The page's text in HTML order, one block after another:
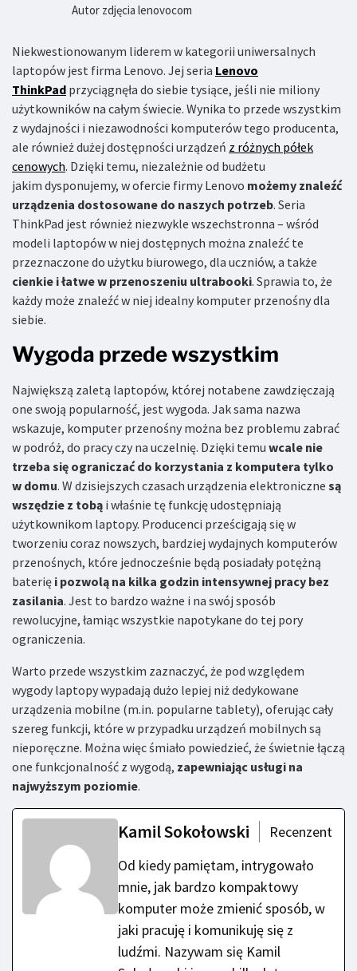
Autor zdjęcia lenovocom
Niekwestionowanym liderem w kategorii uniwersalnych
laptopów jest firma Lenovo. Jej seria Lenovo
ThinkPad przyciągnęła do siebie tysiące, jeśli nie miliony
użytkowników na całym świecie. Wynika to przede wszystkim
z wydajności i niezawodności komputerów tego producenta,
ale również dużej dostępności urządzeń z różnych półek
cenowych. Dzięki temu, niezależnie od budżetu
jakim dysponujemy, w ofercie firmy Lenovo możemy znaleźć
urządzenia dostosowane do naszych potrzeb. Seria
ThinkPad jest również niezwykle wszechstronna – wśród
modeli laptopów w niej dostępnych można znaleźć te
przeznaczone do użytku biurowego, dla uczniów, a także
cienkie i łatwe w przenoszeniu ultrabooki. Sprawia to, że
każdy może znaleźć w niej idealny komputer przenośny dla
siebie.
Wygoda przede wszystkim
Największą zaletą laptopów, której notabene zawdzięczają
one swoją popularność, jest wygoda. Jak sama nazwa
wskazuje, komputer przenośny można bez problemu zabrać
w podróż, do pracy czy na uczelnię. Dzięki temu wcale nie
trzeba się ograniczać do korzystania z komputera tylko
w domu. W dzisiejszych czasach urządzenia elektroniczne są
wszędzie z tobą i właśnie tę funkcję udostępniają
użytkownikom laptopy. Producenci prześcigają się w
tworzeniu coraz nowszych, bardziej wydajnych komputerów
przenośnych, które jednocześnie będą posiadały potężną
baterię i pozwolą na kilka godzin intensywnej pracy bez
zasilania. Jest to bardzo ważne i na swój sposób
rewolucyjne, łamiąc wszystkie napotykane do tej pory
ograniczenia.
Warto przede wszystkim zaznaczyć, że pod względem
wygody laptopy wypadają dużo lepiej niż dedykowane
urządzenia mobilne (m.in. popularne tablety), oferując cały
szereg funkcji, które w przypadku urządzeń mobilnych są
nieporęczne. Można więc śmiało powiedzieć, że świetnie łączą
one funkcjonalność z wygodą, zapewniając usługi na
najwyższym poziomie.
Kamil Sokołowski
Recenzent
Od kiedy pamiętam, intrygowało
mnie, jak bardzo kompaktowy
komputer może zmienić sposób, w
jaki pracuję i komunikuję się z
ludźmi. Nazywam się Kamil